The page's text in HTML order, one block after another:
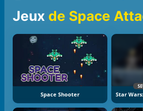
Jeux de Space
Space Shooter